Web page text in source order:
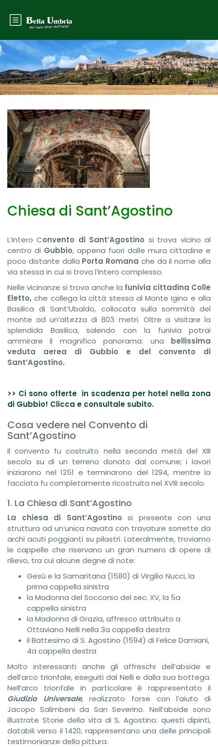
Chiesa di Sant’Agostino
L’intero Convento di Sant’Agostino si trova vicino al
centro di Gubbio, appena fuori dalle mura cittadine e
poco distante dalla Porta Romana che da il nome alla
via stessa in cui si trova l’intero complesso.
Nelle vicinanze si trova anche la funivia cittadina Colle
Eletto, che collega la città stessa al Monte Igino e alla
Basilica di Sant’Ubaldo, collocata sulla sommità del
monte ad un’altezza di 803 metri. Oltre a visitare la
splendida Basilica, salendo con la funivia potrai
ammirare il magnifico panorama: una bellissima
veduta
aerea di Gubbio e del convento di
Sant’Agostino.
>> Ci sono offerte in scadenza per hotel nella zona
di Gubbio! Clicca e consultale subito.
Cosa vedere nel Convento di
Sant’Agostino
Il convento fu costruito nella seconda metà del XIII
secolo su di un terreno donato dal comune; i lavori
iniziarono nel 1251 e terminarono del 1294, mentre la
facciata fu completamente ricostruita nel XVIII secolo.
1. La Chiesa di Sant’Agostino
La chiesa di Sant’Agostino si presente con una
struttura ad un’unica navata con travature sorrette da
archi acuti poggianti su pilastri. Lateralmente, troviamo
le cappelle che riservano un gran numero di opere di
rilievo, tra cui alcune degne di note:
Gesù e la Samaritana (1580) di Virgilio Nucci, la
prima cappella sinistra
la Madonna del Soccorso del sec. XV, la 5a
cappella sinistra
la Madonna di Grazia, affresco attribuito a
Ottaviano Nelli nella 3a cappella destra
il Battesimo di S. Agostino (1594) di Felice Damiani,
4a cappella destra
Molto interessanti anche gli affreschi dell’abside e
dell’arco trionfale, eseguiti dal Nelli e dalla sua bottega.
Nell’arco trionfale in particolare è rappresentato il
Giudizio Universale, realizzato forse con l’aiuto di
Jacopo Salimbeni da San Severino. Nell’abside sono
illustrate Storie della vita di S. Agostino: questi dipinti,
databili verso il 1420, rappresentano una delle principali
testimonianze della pittura.